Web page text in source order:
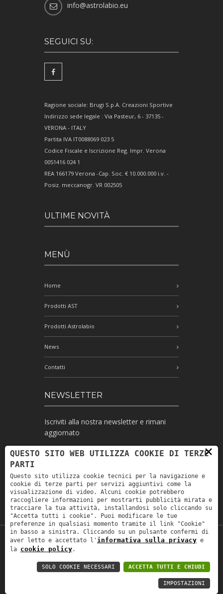
info@astrolabio.eu
SEGUICI SU:
Ragione sociale: Brugi S.p.A. Creazioni Sportive
Indirizzo sede legale : Via Pasteur, 6 - 37135 -
VERONA - ITALY
Partita IVA IT0088069 023 5
Codice Fiscale e Iscrizione Reg. Impr. Verona
0051416 024 1
REA 166179 Verona -Cap. Soc. € 10.000.000 i.v. -
Posiz. meccanogr. VR 002505
ULTIME NOVITÀ
MENÙ
Home
Prodotti AST
Prodotti Astrolabio
News
Contatti
NEWSLETTER
Iscriviti alla nostra newsletter e rimani
aggiornato
Ho letto l'informativa e autorizzo il
trattamento dei miei dati personali per le
finalità ivi indicate *
Copyright © 2019Astrolabio. P.IVA:
Privacy policy-Privacy policy B2B -Area
×
QUESTO SITO WEB UTILIZZA COOKIE DI TERZE
PARTI
Questo sito utilizza cookie tecnici per la navigazione e
cookie di terze parti per servizi aggiuntivi come la
visualizzazione di video. Alcuni cookie potrebbero
raccogliere informazioni per mostrarti pubblicità mirata e
tracciare la tua attività, installandosi solo cliccando su
"Accetta tutti i cookie". Puoi modificare le tue
preferenze in qualsiasi momento tramite il link "Cookie"
in basso a sinistra. Cliccando su un pulsante confermi di
aver letto e accettato l' informativa sulla privacy e
la cookie policy.
ACCETTA TUTTI E CHIUDI
SOLO COOKIE NECESSARI
IMPOSTAZIONI